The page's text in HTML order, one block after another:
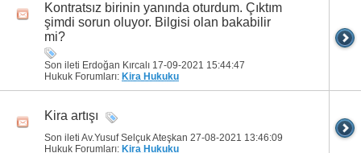
Kontratsız birinin yanında oturdum. Çıktım
şimdi sorun oluyor. Bilgisi olan bakabilir
mi?
Son ileti Erdoğan Kırcalı 17-09-2021 15:44:47
Hukuk Forumları: Kira Hukuku
Kira artışı
Son ileti Av.Yusuf Selçuk Ateşkan 27-08-2021 13:46:09
Hukuk Forumları: Kira Hukuku